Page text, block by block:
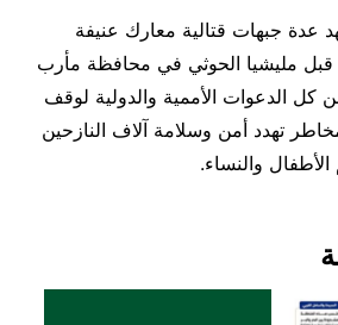
عدة جبهات قتالية معارك عنيفة
مليشيا الحوثي في محافظة مأرب
كل الدعوات الأممية والدولية لوقف
تهدد أمن وسلامة آلاف النازحين
والنساء.